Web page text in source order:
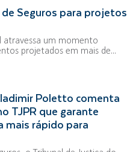
Seguros para projetos
atravessa um momento
projetados em mais de...
Poletto comenta
TJPR que garante
mais rápido para